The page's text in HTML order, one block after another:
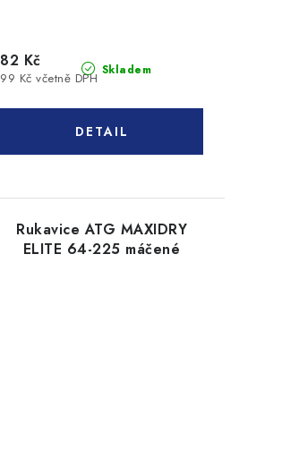
Skladem
99 Kč včetně DPH
82 Kč
Rukavice ATG MAXIDRY
ELITE 64-225 máčené